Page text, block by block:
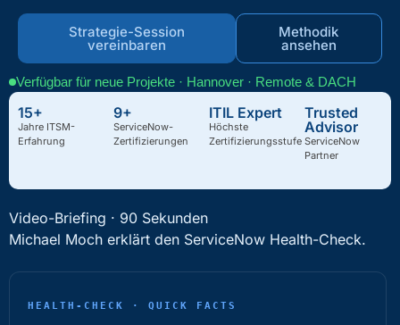
Strategie-Session
vereinbaren
Methodik
ansehen
Verfügbar für neue Projekte · Hannover · Remote & DACH
15+
Jahre ITSM-
Erfahrung
9+
ServiceNow-
Zertifizierungen
ITIL Expert
Höchste
Zertifizierungsstufe
Trusted
Advisor
ServiceNow
Partner
Video-Briefing · 90 Sekunden
Michael Moch erklärt den ServiceNow Health-Check.
HEALTH-CHECK · QUICK FACTS